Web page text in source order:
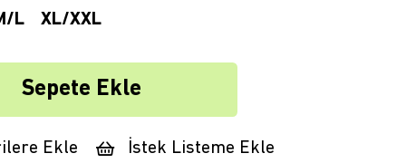
L XL/XXL
Ekle İstek Listeme Ekle